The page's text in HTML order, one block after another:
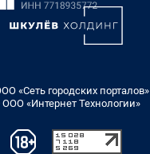
«Сеть городских порталов»
«Интернет Технологии»